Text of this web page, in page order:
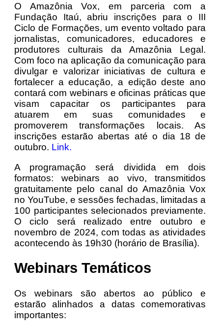
O Amazônia Vox, em parceria com a
Fundação Itaú, abriu inscrições para o III
Ciclo de Formações, um evento voltado para
jornalistas, comunicadores, educadores e
produtores culturais da Amazônia Legal.
Com foco na aplicação da comunicação para
divulgar e valorizar iniciativas de cultura e
fortalecer a educação, a edição deste ano
contará com webinars e oficinas práticas que
visam capacitar os participantes para
atuarem em suas comunidades e
promoverem transformações locais. As
inscrições estarão abertas até o dia 18 de
outubro. Link.
A programação será dividida em dois
formatos: webinars ao vivo, transmitidos
gratuitamente pelo canal do Amazônia Vox
no YouTube, e sessões fechadas, limitadas a
100 participantes selecionados previamente.
O ciclo será realizado entre outubro e
novembro de 2024, com todas as atividades
acontecendo às 19h30 (horário de Brasília).
Webinars Temáticos
Os webinars são abertos ao público e
estarão alinhados a datas comemorativas
importantes: